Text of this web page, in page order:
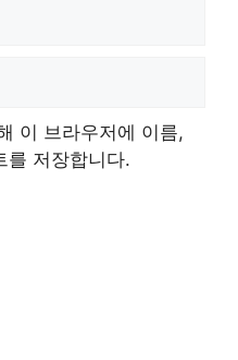
이 브라우저에 이름,
를 저장합니다.